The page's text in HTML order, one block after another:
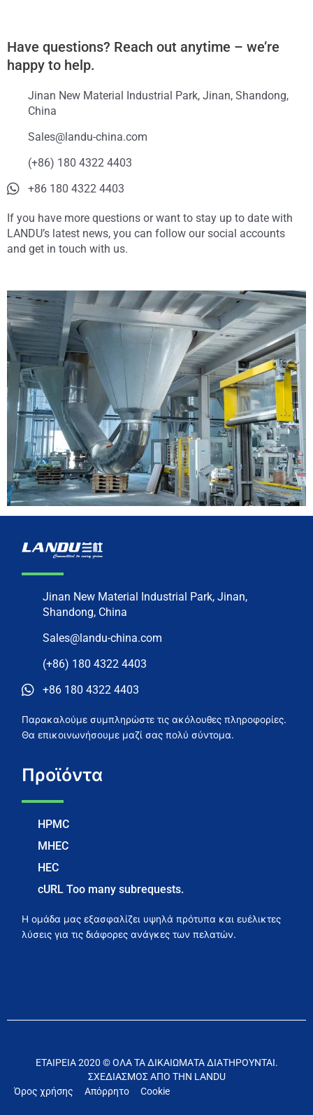
Have questions? Reach out anytime – we’re
happy to help.
Jinan New Material Industrial Park, Jinan, Shandong,
China
Sales@landu-china.com
(+86) 180 4322 4403
+86 180 4322 4403
If you have more questions or want to stay up to date with
LANDU’s latest news, you can follow our social accounts
and get in touch with us.
Jinan New Material Industrial Park, Jinan,
Shandong, China
Sales@landu-china.com
(+86) 180 4322 4403
+86 180 4322 4403
Παρακαλούμε συμπληρώστε τις ακόλουθες πληροφορίες.
Θα επικοινωνήσουμε μαζί σας πολύ σύντομα.
Προϊόντα
HPMC
MHEC
HEC
cURL Too many subrequests.
Η ομάδα μας εξασφαλίζει υψηλά πρότυπα και ευέλικτες
λύσεις για τις διάφορες ανάγκες των πελατών.
ΕΤΑΙΡΕΊΑ 2020 © ΌΛΑ ΤΑ ΔΙΚΑΙΏΜΑΤΑ ΔΙΑΤΗΡΟΎΝΤΑΙ.
ΣΧΕΔΙΑΣΜΌΣ ΑΠΌ ΤΗΝ LANDU
Όρος χρήσης
Απόρρητο Cookie